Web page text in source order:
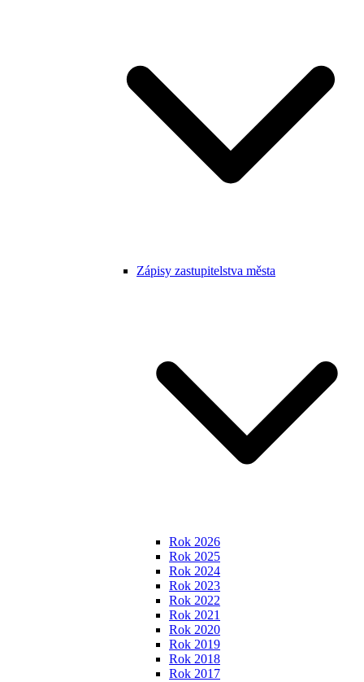
Zápisy zastupitelstva města
Rok 2026
Rok 2025
Rok 2024
Rok 2023
Rok 2022
Rok 2021
Rok 2020
Rok 2019
Rok 2018
Rok 2017